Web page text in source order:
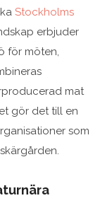
Stockholms
erbjuder
för möten,
mat
gör det till en
som